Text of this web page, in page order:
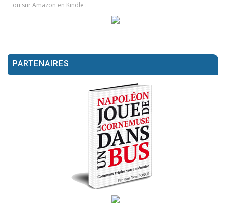
ou sur Amazon en Kindle :
PARTENAIRES